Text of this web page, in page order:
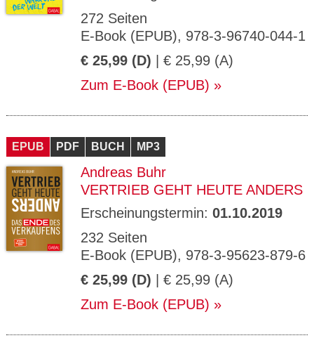
272 Seiten
E-Book (EPUB), 978-3-96740-044-1
€ 25,99 (D) | € 25,99 (A)
Zum E-Book (EPUB)
EPUB PDF BUCH MP3
Andreas Buhr
VERTRIEB GEHT HEUTE ANDERS
Erscheinungstermin: 01.10.2019
232 Seiten
E-Book (EPUB), 978-3-95623-879-6
€ 25,99 (D) | € 25,99 (A)
Zum E-Book (EPUB)